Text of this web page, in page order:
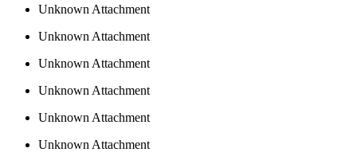
Unknown Attachment
Unknown Attachment
Unknown Attachment
Unknown Attachment
Unknown Attachment
Unknown Attachment